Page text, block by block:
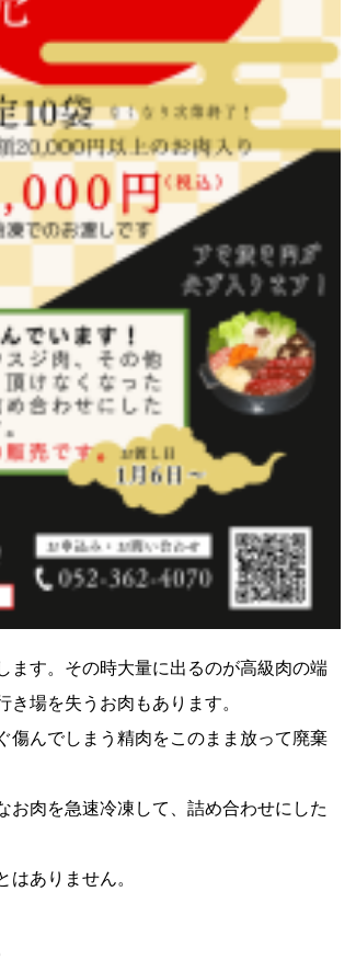
ます。その時大量に出るのが高級肉の端
場を失うお肉もあります。
傷んでしまう精肉をこのまま放って廃棄
お肉を急速冷凍して、詰め合わせにした
はありません。